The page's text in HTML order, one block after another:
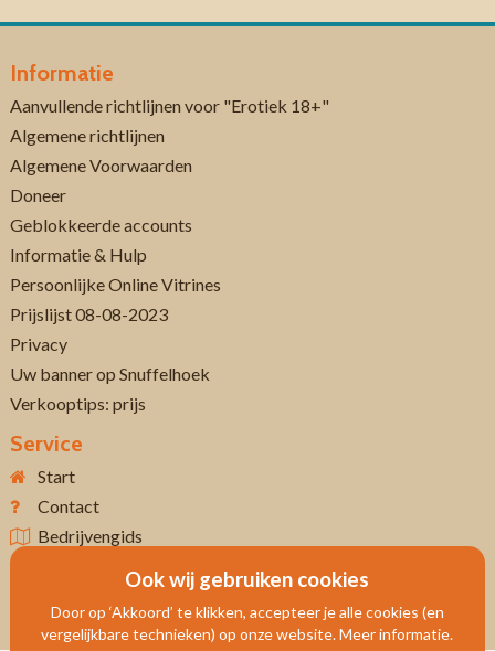
Informatie
Aanvullende richtlijnen voor "Erotiek 18+"
Algemene richtlijnen
Algemene Voorwaarden
Doneer
Geblokkeerde accounts
Informatie & Hulp
Persoonlijke Online Vitrines
Prijslijst 08-08-2023
Privacy
Uw banner op Snuffelhoek
Verkooptips: prijs
Service
Start
Contact
Bedrijvengids
Ook wij gebruiken cookies
Door op ‘Akkoord’ te klikken, accepteer je alle cookies (en
vergelijkbare technieken) op onze website. Meer informatie.